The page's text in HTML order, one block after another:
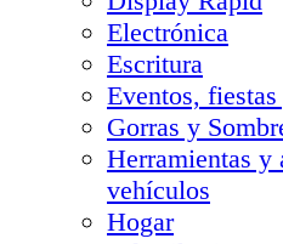
Electrónica
Escritura
Eventos,
Gorras y
Herramientas y
vehículos
Hogar